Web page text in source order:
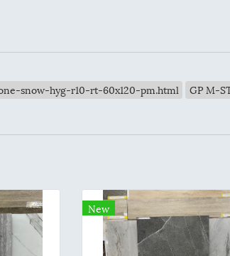
snow-hyg-r10-rt-60x120-pm.html GP M-
New